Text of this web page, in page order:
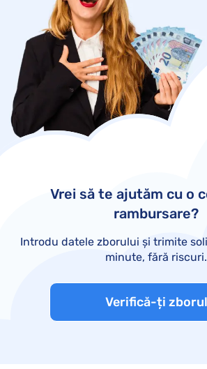
Vrei să te ajutăm cu o
rambursare?
Introdu datele zborului și trimite
minute, fără riscuri.
Verifică-ți zborul